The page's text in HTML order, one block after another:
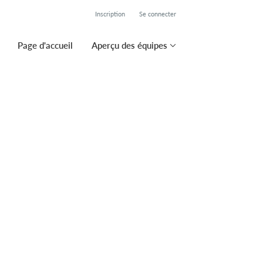
Inscription Se connecter
Page d'accueil Aperçu des équipes